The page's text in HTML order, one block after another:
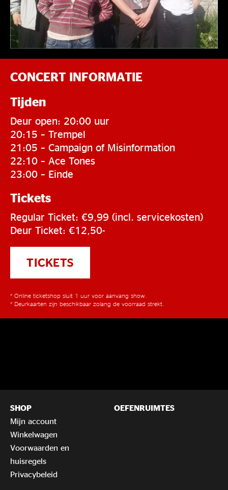
CONCERT INFORMATIE
Tijden
Deur open: 20:00 uur
20:15 – Trempel
21:05 – Campaign of Misinformation
22:10 – Ace Tones
23:00 – Einde
Tickets
Regular Ticket: €9,99 (incl. servicekosten)
Deur Ticket: €12,50-
TICKETS
* Online ticketshop sluit 1 uur voor aanvang show.
* Deurkaarten zijn beschikbaar zolang de voorraad strekt.
SHOP
Mijn account
Winkelwagen
Voorwaarden en
huisregels
Privacybeleid
OEFENRUIMTES